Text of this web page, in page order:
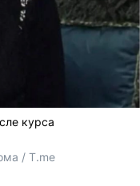
курса
/ T.me